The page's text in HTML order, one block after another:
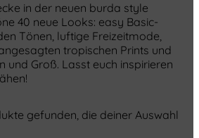
in der neuen burda style
40 neue Looks: easy Basic-
Tönen, luftige Freizeitmode,
tropischen Prints und
und Groß. Lasst euch inspirieren
gefunden, die deiner Auswahl